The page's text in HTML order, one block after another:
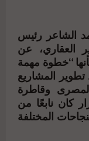
الشاعر رئيس
العقاري، عن
“خطوة مهمة
المشاريع
وقاطرة
كان نابعًا من
المختلفة